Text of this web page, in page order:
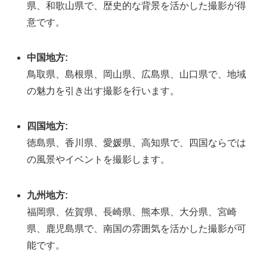
県、和歌山県で、歴史的な背景を活かした撮影が得
意です。
中国地方:
鳥取県、島根県、岡山県、広島県、山口県で、地域
の魅力を引き出す撮影を行います。
四国地方:
徳島県、香川県、愛媛県、高知県で、四国ならでは
の風景やイベントを撮影します。
九州地方:
福岡県、佐賀県、長崎県、熊本県、大分県、宮崎
県、鹿児島県で、南国の雰囲気を活かした撮影が可
能です。